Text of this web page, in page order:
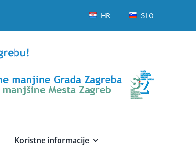
HR SLO
Koristne informacije